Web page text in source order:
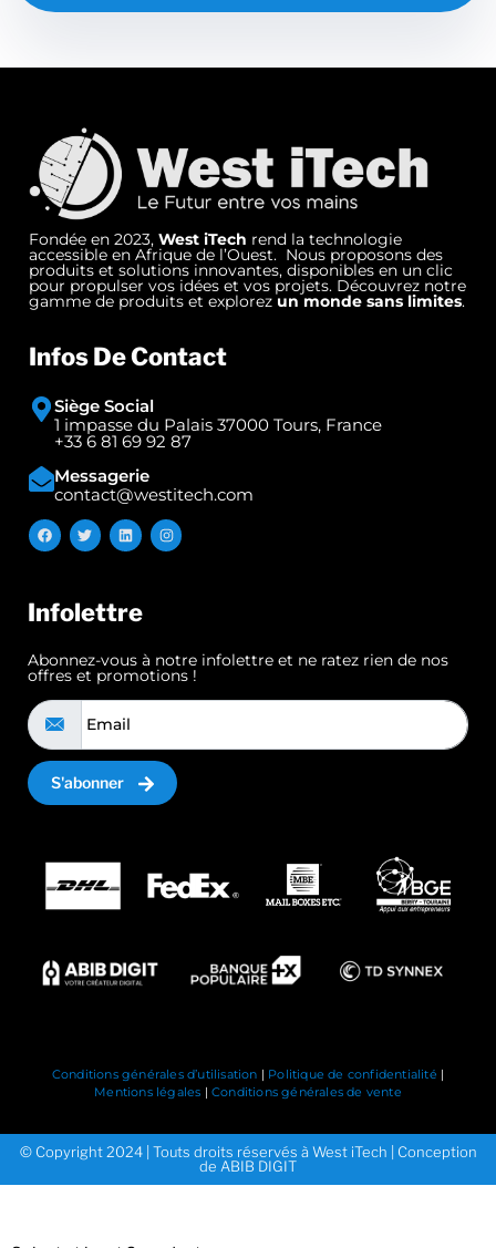
Fondée en 2023, West iTech rend la technologie
accessible en Afrique de l’Ouest. Nous proposons des
produits et solutions innovantes, disponibles en un clic
pour propulser vos idées et vos projets. Découvrez notre
gamme de produits et explorezun monde sans limites.
Infos De Contact
Siège Social
1 impasse du Palais 37000 Tours, France
+33 6 81 69 92 87
Messagerie
contact@westitech.com
Infolettre
Abonnez-vous à notre infolettre et ne ratez rien de nos
offres et promotions !
S'abonner
Conditions générales d’utilisation | Politique de confidentialité |
Mentions légales | Conditions générales de vente
© Copyright 2024 | Touts droits réservés à West iTech | Conception
de ABIB DIGIT